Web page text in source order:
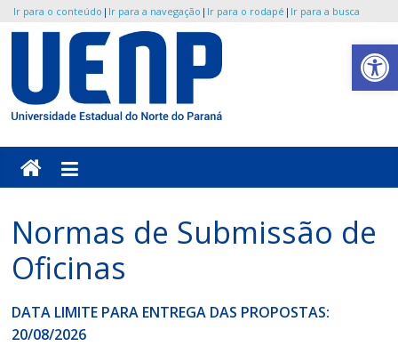
Abrir a barra de ferramentas
Ir para o conteúdo | Ir para a navegação | Ir para o rodapé | Ir para a busca
Pular
conteúdo
UENP
/
JORESP
Jornada
Regional
de
Sexual
do
Normas de Submissão de
Oficinas
DATA LIMITE PARA ENTREGA DAS PROPOSTAS:
20/08/2026